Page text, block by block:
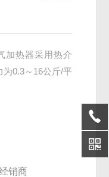
加热器采用热介
0.3～16公斤/平
销商